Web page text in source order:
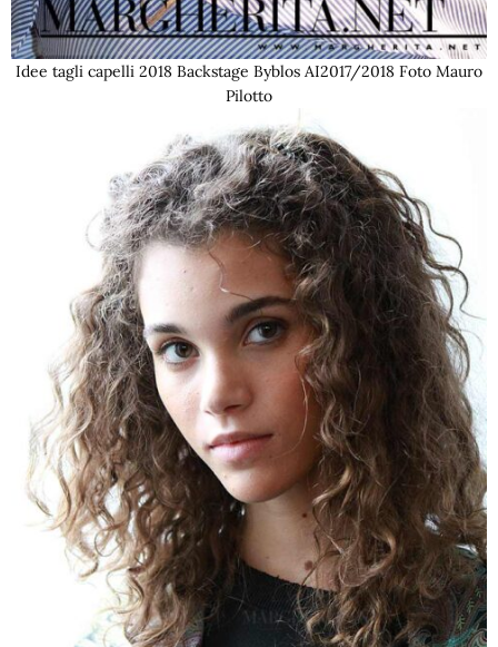
Idee tagli capelli 2018 Backstage Byblos AI2017/2018 Foto Mauro
Pilotto